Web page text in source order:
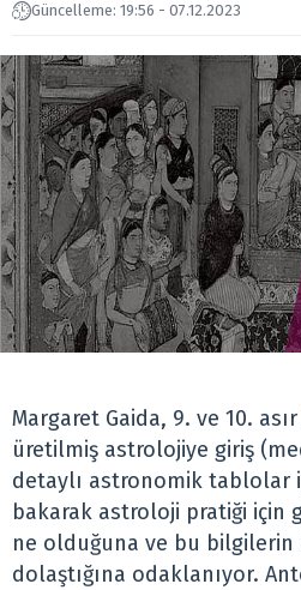
Güncelleme: 19:56 - 07.12.2023
Margaret Gaida, 9. ve 10.
üretilmiş astrolojiye giriş
detaylı astronomik tablolar
bakarak astroloji pratiği için
ne olduğuna ve bu bilgilerin
dolaştığına odaklanıyor.